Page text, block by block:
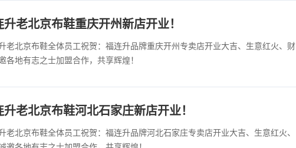
老北京布鞋重庆开州新店开业！
老北京布鞋全体员工祝贺：福连升品牌重庆开州专卖店开业大吉、生意红火、财
各地有志之士加盟合作，共享辉煌！
老北京布鞋河北石家庄新店开业！
老北京布鞋全体员工祝贺：福连升品牌河北石家庄专卖店开业大吉、生意红火、